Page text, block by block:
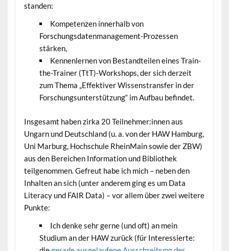
standen:
Kompetenzen innerhalb von
Forschungsdatenmanagement-Prozessen
stärken,
Kennenlernen von Bestandteilen eines Train-
the-Trainer (TtT)-Workshops, der sich derzeit
zum Thema „Effektiver Wissenstransfer in der
Forschungsunterstützung“ im Aufbau befindet.
Insgesamt haben zirka 20 Teilnehmer:innen aus
Ungarn und Deutschland (u. a. von der HAW Hamburg,
Uni Marburg, Hochschule RheinMain sowie der ZBW)
aus den Bereichen Information und Bibliothek
teilgenommen. Gefreut habe ich mich – neben den
Inhalten an sich (unter anderem ging es um Data
Literacy und FAIR Data) – vor allem über zwei weitere
Punkte:
Ich denke sehr gerne (und oft) an mein
Studium an der HAW zurück (für Interessierte: